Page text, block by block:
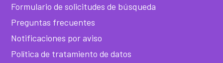
Formulario de solicitudes de búsqueda
Preguntas frecuentes
Notificaciones por aviso
Política de tratamiento de datos